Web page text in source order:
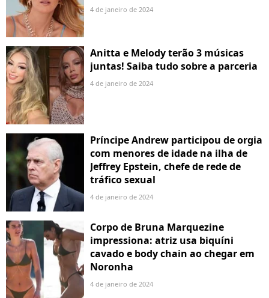
4 de janeiro de 2024
Anitta e Melody terão 3 músicas
juntas! Saiba tudo sobre a parceria
4 de janeiro de 2024
Príncipe Andrew participou de orgia
com menores de idade na ilha de
Jeffrey Epstein, chefe de rede de
tráfico sexual
4 de janeiro de 2024
Corpo de Bruna Marquezine
impressiona: atriz usa biquíni
cavado e body chain ao chegar em
Noronha
4 de janeiro de 2024